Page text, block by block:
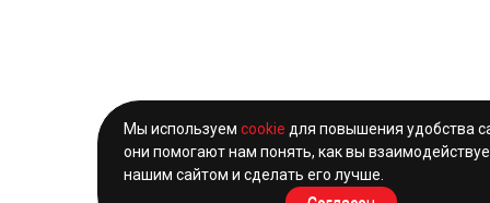
Мы используемcookie для повышения удобства
они помогают нам понять, как вы
нашим сайтом и сделать его лучше.